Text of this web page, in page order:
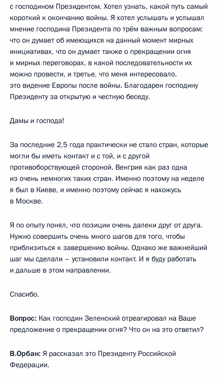
с господином Президентом. Хотел узнать, какой путь самый
короткий к окончанию войны. Я хотел услышать и услышал
мнение господина Президента по трём важным вопросам:
что он думает об имеющихся на данный момент мирных
инициативах, что он думает также о прекращении огня
и мирных переговорах, в какой последовательности их
можно провести, и третье, что меня интересовало,
это видение Европы после войны. Благодарен господину
Президенту за открытую и честную беседу.
Дамы и господа!
За последние 2,5 года практически не стало стран, которые
могли бы иметь контакт и с той, и с другой
противоборствующей стороной. Венгрия как раз одна
из очень немногих таких стран. Именно поэтому на неделе
я был в Киеве, и именно поэтому сейчас я нахожусь
в Москве.
Я по опыту понял, что позиции очень далеки друг от друга.
Нужно совершить очень много шагов для того, чтобы
приблизиться к завершению войны. Однако же важнейший
шаг мы сделали – установили контакт. И я буду работать
и дальше в этом направлении.
Спасибо.
Вопрос: Как господин Зеленский отреагировал на Ваше
предложение о прекращении огня? Что он на это ответил?
В.Орбан: Я рассказал это Президенту Российской
Федерации.